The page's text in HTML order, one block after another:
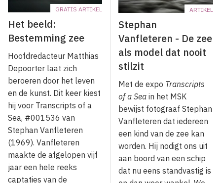
GRATIS ARTIKEL
Het beeld:
Bestemming zee
Hoofdredacteur Matthias
Depoorter laat zich
beroeren door het leven
en de kunst. Dit keer kiest
hij voor Transcripts of a
Sea, #001536 van
Stephan Vanfleteren
(1969). Vanfleteren
maakte de afgelopen vijf
jaar een hele reeks
captaties van de
ARTIKEL
Stephan
Vanfleteren - De zee
als model dat nooit
stilzit
Met de expo Transcripts
of a Sea in het MSK
bewijst fotograaf Stephan
Vanfleteren dat iedereen
een kind van de zee kan
worden. Hij nodigt ons uit
aan boord van een schip
dat nu eens standvastig is